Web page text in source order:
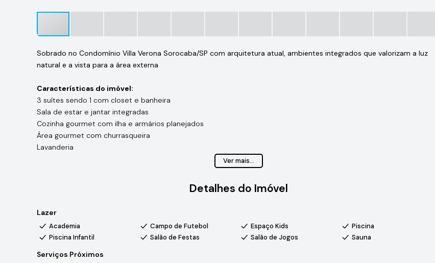
Sobrado no Condomínio Villa Verona Sorocaba/SP com arquitetura atual, ambientes integrados que valorizam a luz
natural e a vista para a área externa
Características do imóvel:
3 suítes sendo 1 com closet e banheira
Sala de estar e jantar integradas
Cozinha gourmet com ilha e armários planejados
Área gourmet com churrasqueira
Lavanderia
Localizado próximo ao km 80 da Rodovia Castelo Branco, o condomínio une tranquilidade, natureza e infraestrutura
completa. Cercado por mata nativa, oferece conforto e qualidade de vida com fácil acesso a comércio e serviços
essenciais.
Ver mais...
Detalhes do Imóvel
Lazer
Academia Campo de Futebol Espaço Kids
Piscina
Piscina Infantil
Salão de Festas Salão de Jogos Sauna
Serviços Próximos